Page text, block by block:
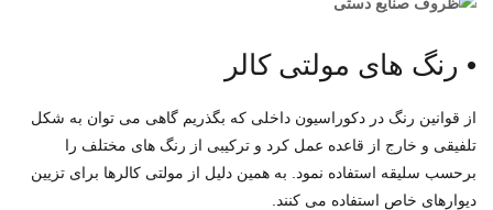
• رنگ های مولتی کالر
از قوانین رنگ در دکوراسیون داخلی که بگذریم گاهی می توان به شکل
تلفیقی و خارج از قاعده عمل کرد و ترکیبی از رنگ های مختلف را
برحسب سلیقه استفاده نمود. به همین دلیل از مولتی کالرها برای تزیین
دیوارهای خاص استفاده می کنند.